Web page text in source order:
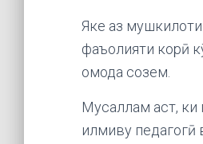
Яке аз
фаъолияти корӣ
омода созем.
Мусаллам аст, ки
илмиву